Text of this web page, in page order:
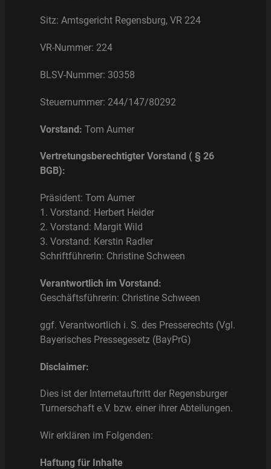
Sitz: Amtsgericht Regensburg, VR 224
VR-Nummer: 224
BLSV-Nummer: 30358
Steuernummer: 244/147/80292
Vorstand: Tom Aumer
Vertretungsberechtigter Vorstand ( § 26
BGB):
Präsident: Tom Aumer
1. Vorstand: Herbert Heider
2. Vorstand: Margit Wild
3. Vorstand: Kerstin Radler
Schriftführerin: Christine Schween
Verantwortlich im Vorstand:
Geschäftsführerin: Christine Schween
ggf. Verantwortlich i. S. des Presserechts (Vgl.
Bayerisches Pressegesetz (BayPrG)
Disclaimer:
Dies ist der Internetauftritt der Regensburger
Turnerschaft e.V. bzw. einer ihrer Abteilungen.
Wir erklären im Folgenden:
Haftung für Inhalte